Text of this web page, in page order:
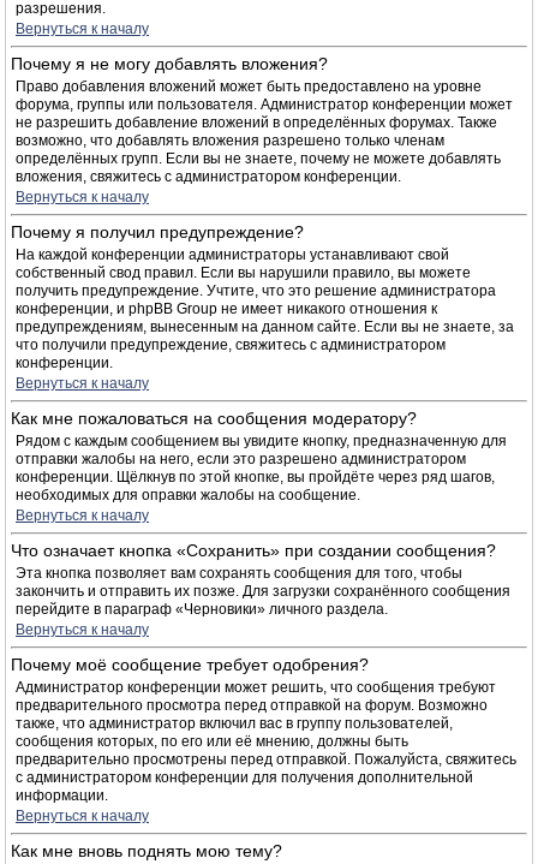
разрешения.
Вернуться к началу
Почему я не могу добавлять вложения?
Право добавления вложений может быть предоставлено на уровне
форума, группы или пользователя. Администратор конференции может
не разрешить добавление вложений в определённых форумах. Также
возможно, что добавлять вложения разрешено только членам
определённых групп. Если вы не знаете, почему не можете добавлять
вложения, свяжитесь с администратором конференции.
Вернуться к началу
Почему я получил предупреждение?
На каждой конференции администраторы устанавливают свой
собственный свод правил. Если вы нарушили правило, вы можете
получить предупреждение. Учтите, что это решение администратора
конференции, и phpBB Group не имеет никакого отношения к
предупреждениям, вынесенным на данном сайте. Если вы не знаете, за
что получили предупреждение, свяжитесь с администратором
конференции.
Вернуться к началу
Как мне пожаловаться на сообщения модератору?
Рядом с каждым сообщением вы увидите кнопку, предназначенную для
отправки жалобы на него, если это разрешено администратором
конференции. Щёлкнув по этой кнопке, вы пройдёте через ряд шагов,
необходимых для оправки жалобы на сообщение.
Вернуться к началу
Что означает кнопка «Сохранить» при создании сообщения?
Эта кнопка позволяет вам сохранять сообщения для того, чтобы
закончить и отправить их позже. Для загрузки сохранённого сообщения
перейдите в параграф «Черновики» личного раздела.
Вернуться к началу
Почему моё сообщение требует одобрения?
Администратор конференции может решить, что сообщения требуют
предварительного просмотра перед отправкой на форум. Возможно
также, что администратор включил вас в группу пользователей,
сообщения которых, по его или её мнению, должны быть
предварительно просмотрены перед отправкой. Пожалуйста, свяжитесь
с администратором конференции для получения дополнительной
информации.
Вернуться к началу
Как мне вновь поднять мою тему?